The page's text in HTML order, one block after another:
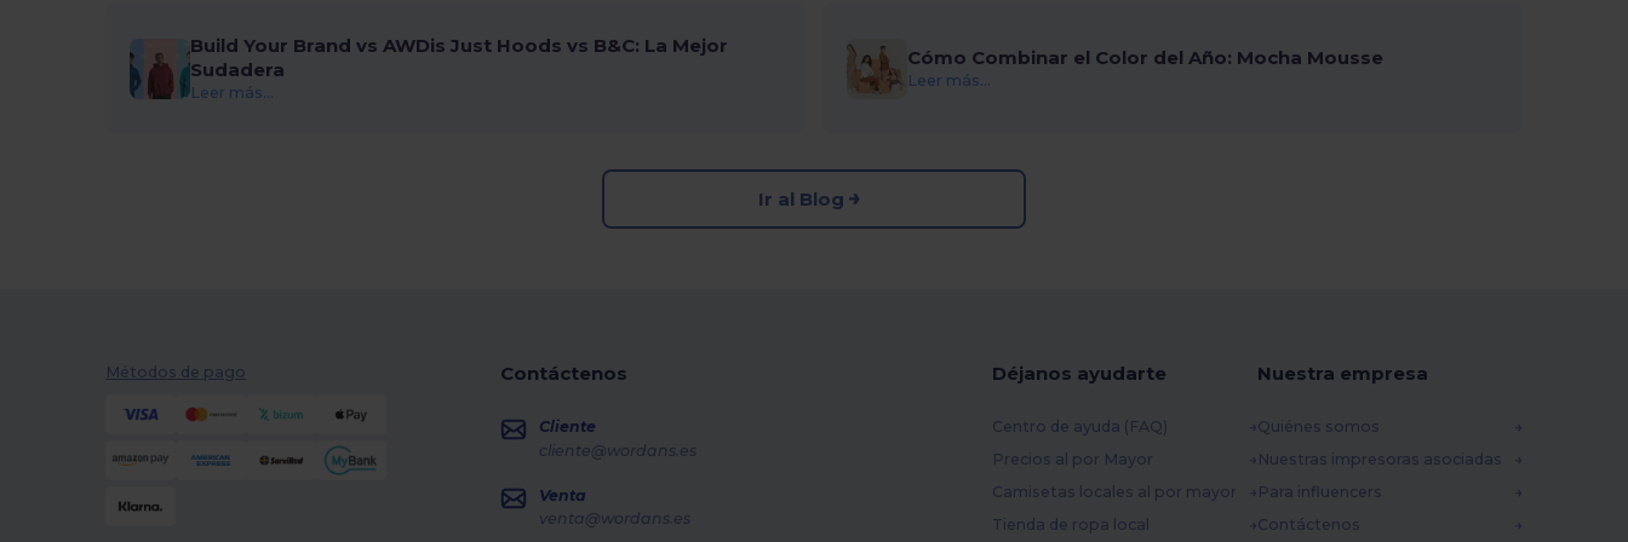
Build Your Brand vs AWDis Just Hoods vs B&C: La Mejor
Sudadera
Leer más...
Cómo Combinar el Color del Año: Mocha Mousse
Leer más...
Ir al Blog
Métodos de pago Contáctenos
Cliente
cliente@wordans.es
Venta
venta@wordans.es
Déjanos ayudarte
Centro de ayuda (FAQ)
Precios al por Mayor
Camisetas locales al por mayor
Tienda de ropa local
Nuestra empresa
Quiénes somos
Nuestras impresoras asociadas
Para influencers
Contáctenos